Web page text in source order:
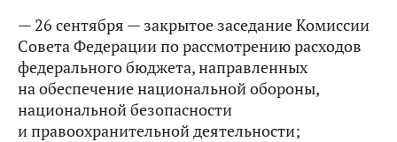
— 26 сентября — закрытое заседание Комиссии
Совета Федерации по рассмотрению расходов
федерального бюджета, направленных
на обеспечение национальной обороны,
национальной безопасности
и правоохранительной деятельности;